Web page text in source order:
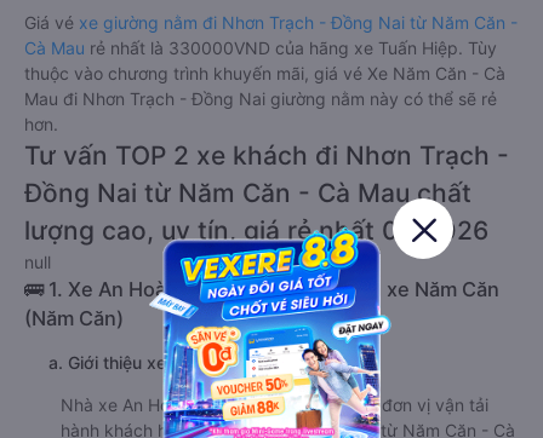
Giá vé xe giường nằm đi Nhơn Trạch - Đồng Nai từ Năm Căn -
Cà Mau rẻ nhất là 330000VND của hãng xe Tuấn Hiệp. Tùy
thuộc vào chương trình khuyến mãi, giá vé Xe Năm Căn - Cà
Mau đi Nhơn Trạch - Đồng Nai giường nằm này có thể sẽ rẻ
hơn.
Tư vấn TOP 2 xe khách đi Nhơn Trạch -
Đồng Nai từ Năm Căn - Cà Mau chất
lượng cao, uy tín, giá rẻ nhất 08/2026
null
🚌 1. Xe An Hoà Hiệp khởi hành tại Bến xe Năm Căn
(Năm Căn)
a. Giới thiệu xe An Hoà Hiệp
Nhà xe An Hoà Hiệp là một trong những đơn vị vận tải
hành khách hàng đầu trên tuyến đường từ Năm Căn - Cà